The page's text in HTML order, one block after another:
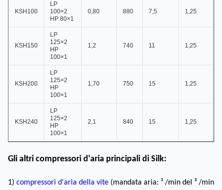
KSH100
LP
100×2
HP 80×1
0,80 880 7,5 1,25
KSH150
LP
125×2
HP
100×1
1,2 740 11 1,25
KSH200
LP
125×2
HP
100×1
1,70 750 15 1,25
KSH240
LP
125×2
HP
100×1
2,1 840 15 1,25
Gli altri compressori d'aria principali di Silk:
1) compressori d'aria della vite (mandata aria: ³ /min del ³ /min